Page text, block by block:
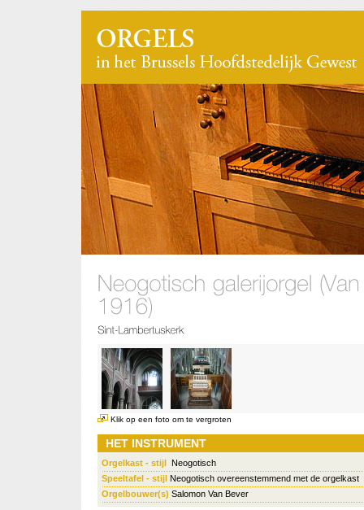
Klik op een foto om te vergroten
HET INSTRUMENT
Orgelkast - stijl Neogotisch
Speeltafel - stijl Neogotisch overeenstemmend met de orgelkast
Orgelbouwer(s) Salomon Van Bever